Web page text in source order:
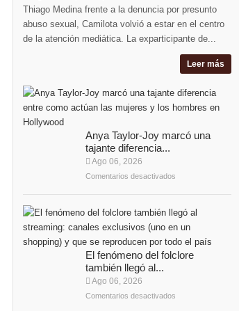
Thiago Medina frente a la denuncia por presunto
abuso sexual, Camilota volvió a estar en el centro
de la atención mediática. La exparticipante de...
Leer más
Anya Taylor-Joy marcó una
tajante diferencia...
Ago 06, 2026
Comentarios desactivados
El fenómeno del folclore
también llegó al...
Ago 06, 2026
Comentarios desactivados